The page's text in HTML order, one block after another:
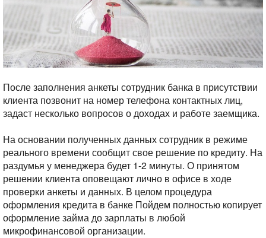
После заполнения анкеты сотрудник банка в присутствии
клиента позвонит на номер телефона контактных лиц,
задаст несколько вопросов о доходах и работе заемщика.
На основании полученных данных сотрудник в режиме
реального времени сообщит свое решение по кредиту. На
раздумья у менеджера будет 1-2 минуты. О принятом
решении клиента оповещают лично в офисе в ходе
проверки анкеты и данных. В целом процедура
оформления кредита в банке Пойдем полностью копирует
оформление займа до зарплаты в любой
микрофинансовой организации.